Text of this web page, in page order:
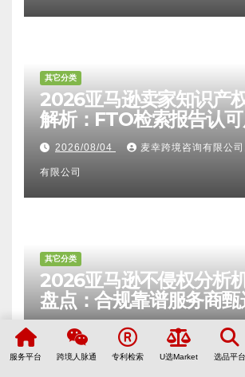
其它分类
2026亚马逊卖家知识产
解析：FTO检索报告认可
比对区别、TRO应诉方
甄选避坑全攻略
2026/08/04 麦幸跨境咨询有限公
有限公司
其它分类
2026亚马逊不侵权分析
盘点：合规靠谱服务商甄
避坑FAQ及标杆机构实
2026/08/04 麦幸跨境咨询有限公
有限公司
服务平台 跨境人脉通 专利检索 U选Market 选品平台